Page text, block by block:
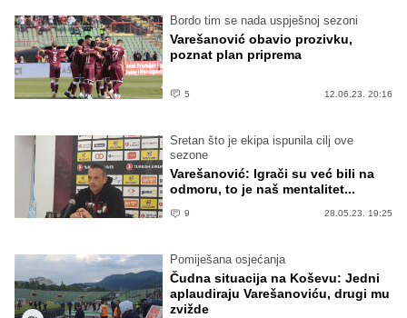
Bordo tim se nada uspješnoj sezoni
Varešanović obavio prozivku,
poznat plan priprema
5 12.06.23. 20:16
Sretan što je ekipa ispunila cilj ove
sezone
Varešanović: Igrači su već bili na
odmoru, to je naš mentalitet...
9 28.05.23. 19:25
Pomiješana osjećanja
Čudna situacija na Koševu: Jedni
aplaudiraju Varešanoviću, drugi mu
zvižde